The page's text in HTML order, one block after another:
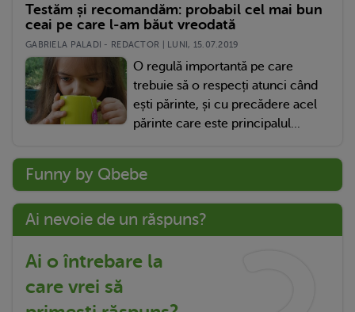
Testăm și recomandăm: probabil cel mai bun
ceai pe care l-am băut vreodată
GABRIELA PALADI - REDACTOR | LUNI, 15.07.2019
O regulă importantă pe care
trebuie să o respecți atunci când
ești părinte, și cu precădere acel
părinte care este principalul...
Funny by Qbebe
Ai nevoie de un răspuns?
Ai o întrebare la
care vrei să